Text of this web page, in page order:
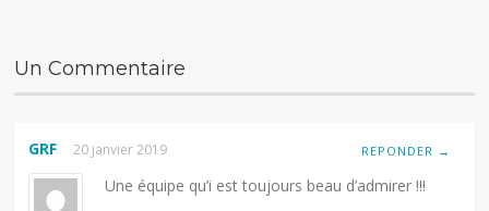
Un Commentaire
GRF 20 janvier 2019 REPONDER →
Une équipe qu’i est toujours beau d’admirer !!!